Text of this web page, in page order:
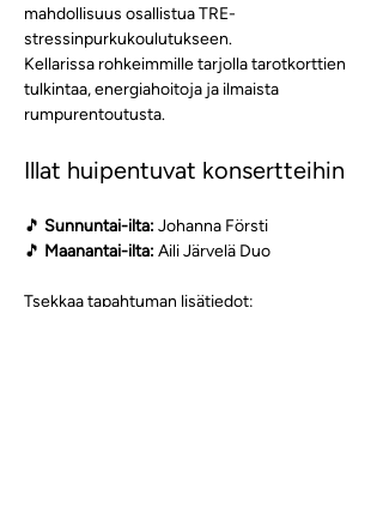
mahdollisuus osallistua TRE-
stressinpurkukoulutukseen.
Kellarissa rohkeimmille tarjolla tarotkorttien
tulkintaa, energiahoitoja ja ilmaista
rumpurentoutusta.
Illat huipentuvat konsertteihin
🎵 Sunnuntai-ilta: Johanna Försti
🎵 Maanantai-ilta: Aili Järvelä Duo
Tsekkaa tapahtuman lisätiedot: